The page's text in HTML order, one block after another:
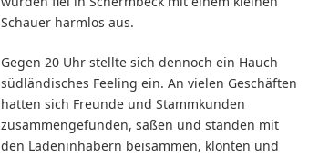
Schauer harmlos aus.
Gegen 20 Uhr stellte sich dennoch ein Hauch
südländisches Feeling ein. An vielen Geschäften
hatten sich Freunde und Stammkunden
zusammengefunden, saßen und standen mit
den Ladeninhabern beisammen, klönten und